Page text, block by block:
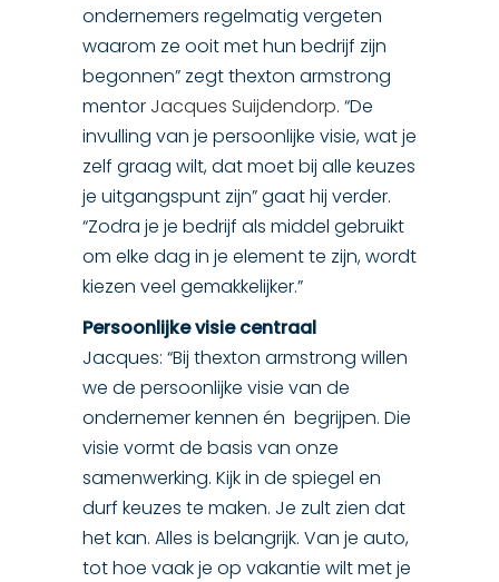
ondernemers regelmatig vergeten
waarom ze ooit met hun bedrijf zijn
begonnen” zegt thexton armstrong
mentor Jacques Suijdendorp. “De
invulling van je persoonlijke visie, wat je
zelf graag wilt, dat moet bij alle keuzes
je uitgangspunt zijn” gaat hij verder.
“Zodra je je bedrijf als middel gebruikt
om elke dag in je element te zijn, wordt
kiezen veel gemakkelijker.”
Persoonlijke visie centraal
Jacques: “Bij thexton armstrong willen
we de persoonlijke visie van de
ondernemer kennen én begrijpen. Die
visie vormt de basis van onze
samenwerking. Kijk in de spiegel en
durf keuzes te maken. Je zult zien dat
het kan. Alles is belangrijk. Van je auto,
tot hoe vaak je op vakantie wilt met je